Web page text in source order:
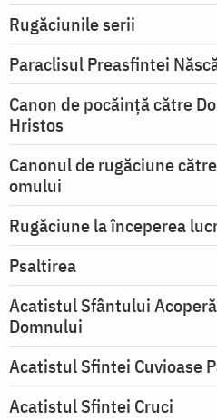
Rugăciunile serii
Paraclisul Preasfintei
Canon de pocăință către
Hristos
Canonul de rugăciune
omului
Rugăciune la începerea
Psaltirea
Acatistul Sfântului
Domnului
Acatistul Sfintei Cuvioase
Acatistul Sfintei Cruci